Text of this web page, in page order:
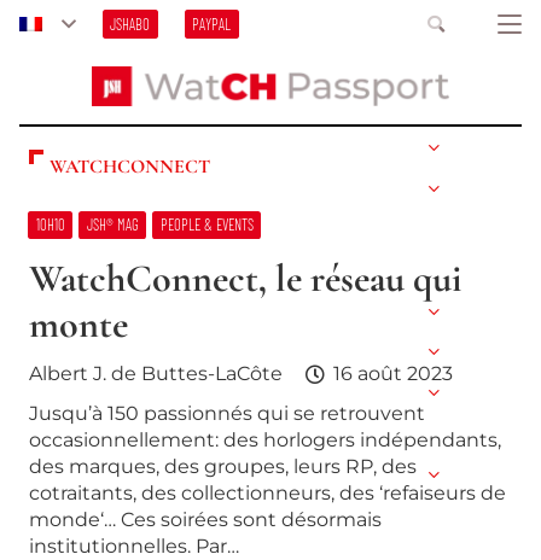
JSHABO PAYPAL
WATCHCONNECT
10H10 JSH® MAG PEOPLE & EVENTS
WatchConnect, le réseau qui
monte
Albert J. de Buttes-LaCôte
16 août 2023
Jusqu’à 150 passionnés qui se retrouvent
occasionnellement: des horlogers indépendants,
des marques, des groupes, leurs RP, des
cotraitants, des collectionneurs, des ‘refaiseurs de
monde‘… Ces soirées sont désormais
institutionnelles. Par…